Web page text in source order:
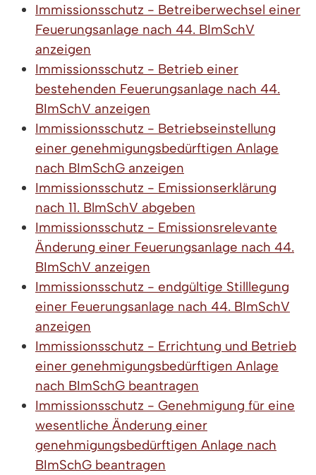
Immissionsschutz - Betreiberwechsel einer
Feuerungsanlage nach 44. BImSchV
anzeigen
Immissionsschutz - Betrieb einer
bestehenden Feuerungsanlage nach 44.
BImSchV anzeigen
Immissionsschutz - Betriebseinstellung
einer genehmigungsbedürftigen Anlage
nach BImSchG anzeigen
Immissionsschutz - Emissionserklärung
nach 11. BlmSchV abgeben
Immissionsschutz - Emissionsrelevante
Änderung einer Feuerungsanlage nach 44.
BImSchV anzeigen
Immissionsschutz - endgültige Stilllegung
einer Feuerungsanlage nach 44. BImSchV
anzeigen
Immissionsschutz - Errichtung und Betrieb
einer genehmigungsbedürftigen Anlage
nach BImSchG beantragen
Immissionsschutz - Genehmigung für eine
wesentliche Änderung einer
genehmigungsbedürftigen Anlage nach
BImSchG beantragen